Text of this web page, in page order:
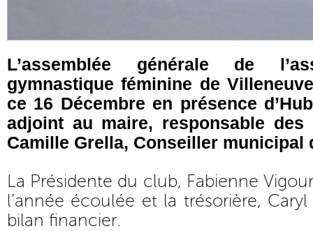
L’assemblée générale de
gymnastique féminine de
ce 16 Décembre en présence
adjoint au maire, responsable
Camille Grella, Conseiller municipal
La Présidente du club, Fabienne
l’année écoulée et la trésorière,
bilan financier.